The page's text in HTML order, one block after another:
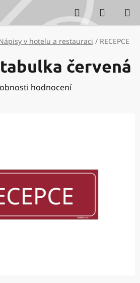
Hledat
KOŠÍK
v hotelu a restauraci / RECEPCE
tabulka červená
hodnocení